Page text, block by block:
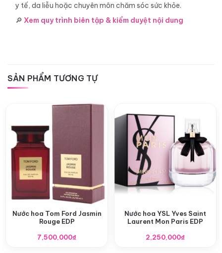
y tế, da liễu hoặc chuyên môn chăm sóc sức khỏe.
🔎 Xem quy trình biên tập & kiểm duyệt nội dung
SẢN PHẨM TƯƠNG TỰ
Nước hoa Tom Ford Jasmin
Rouge EDP
7,500,000₫
Nước hoa YSL Yves Saint
Laurent Mon Paris EDP
2,250,000₫